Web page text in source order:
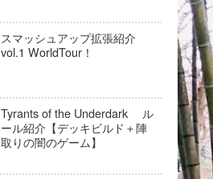
スマッシュアップ拡張紹介
vol.1 WorldTour！
Tyrants of the Underdark ル
ール紹介【デッキビルド＋陣
取りの闇のゲーム】